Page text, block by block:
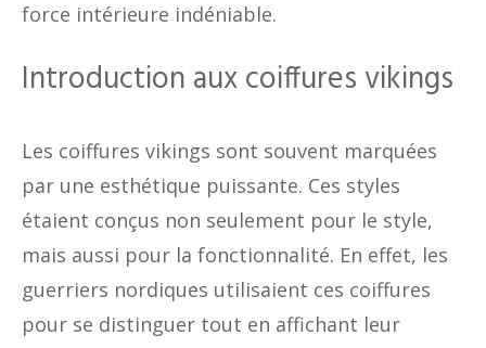
force intérieure indéniable.
Introduction aux coiffures vikings
Les coiffures vikings sont souvent marquées
par une esthétique puissante. Ces styles
étaient conçus non seulement pour le style,
mais aussi pour la fonctionnalité. En effet, les
guerriers nordiques utilisaient ces coiffures
pour se distinguer tout en affichant leur